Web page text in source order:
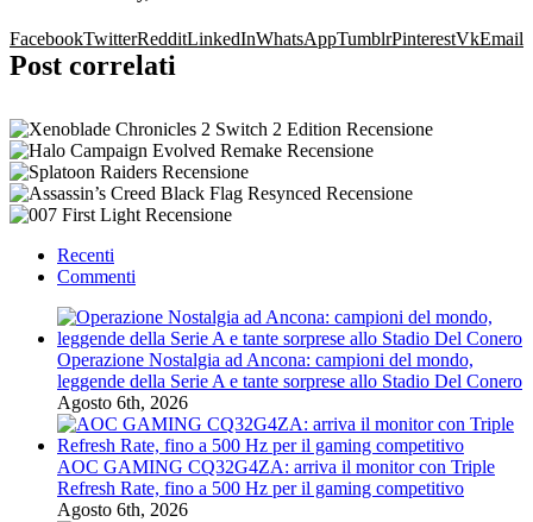
FacebookTwitterRedditLinkedInWhatsAppTumblrPinterestVkEmail
Post correlati
Recenti
Commenti
Operazione Nostalgia ad Ancona: campioni del mondo,
leggende della Serie A e tante sorprese allo Stadio Del Conero
Agosto 6th, 2026
AOC GAMING CQ32G4ZA: arriva il monitor con Triple
Refresh Rate, fino a 500 Hz per il gaming competitivo
Agosto 6th, 2026